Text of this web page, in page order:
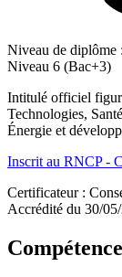
Niveau de diplôme :
Niveau 6 (Bac+3)
Intitulé officiel
Technologies,
Énergie et
Inscrit au RNCP -
Certificateur :
Accrédité du 30/